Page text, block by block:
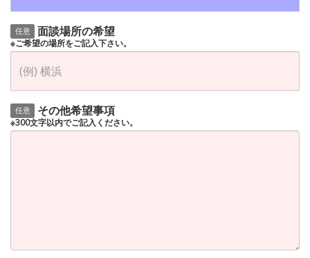
任意 面談場所の希望
※ご希望の場所をご記入下さい。
任意 その他希望事項
※300文字以内でご記入ください。